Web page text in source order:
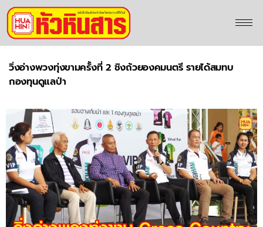
วิ่งอ่างพวงทุ่งขามครั้งที่ 2 ชิงถ้วยองคมนตรี รายได้สมทบ
กองทุนดูแลป่า